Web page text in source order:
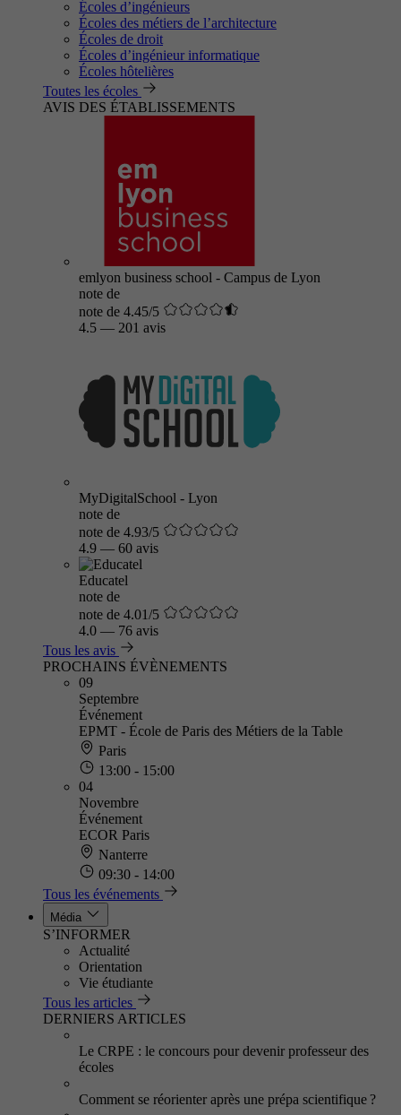
Écoles d’ingénieurs
Écoles des métiers de l’architecture
Écoles de droit
Écoles d’ingénieur informatique
Écoles hôtelières
Toutes les écoles
AVIS DES ÉTABLISSEMENTS
emlyon business school - Campus de Lyon
note de
note de 4.45/5
4.5 — 201 avis
MyDigitalSchool - Lyon
note de
note de 4.93/5
4.9 — 60 avis
Educatel
note de
note de 4.01/5
4.0 — 76 avis
Tous les avis
PROCHAINS ÉVÈNEMENTS
09
Septembre
Événement
EPMT - École de Paris des Métiers de la Table
Paris
13:00 - 15:00
04
Novembre
Événement
ECOR Paris
Nanterre
09:30 - 14:00
Tous les événements
Média
S’INFORMER
Actualité
Orientation
Vie étudiante
Tous les articles
DERNIERS ARTICLES
Le CRPE : le concours pour devenir professeur des
écoles
Comment se réorienter après une prépa scientifique ?